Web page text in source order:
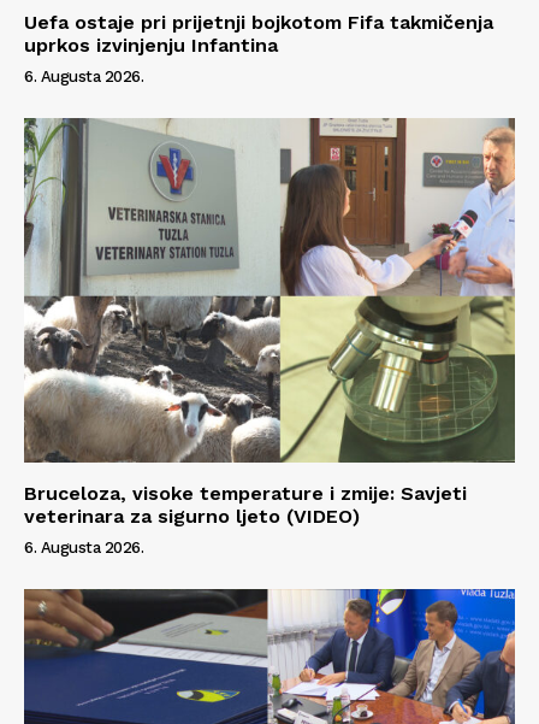
Uefa ostaje pri prijetnji bojkotom Fifa takmičenja
uprkos izvinjenju Infantina
6. Augusta 2026.
Bruceloza, visoke temperature i zmije: Savjeti
veterinara za sigurno ljeto (VIDEO)
6. Augusta 2026.